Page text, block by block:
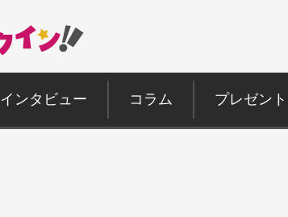
インタビュー コラム プレゼント